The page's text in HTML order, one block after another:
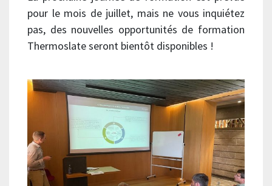
pour le mois de juillet, mais ne vous inquiétez
pas, des nouvelles opportunités de formation
Thermoslate seront bientôt disponibles !